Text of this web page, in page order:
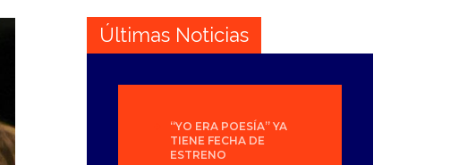
Últimas Noticias
“YO ERA POESÍA” YA
TIENE FECHA DE
ESTRENO